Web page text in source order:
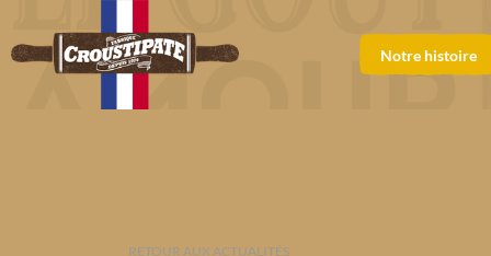
Notre histoire
RETOUR AUX ACTUALITÉS